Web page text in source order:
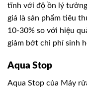
tĩnh với độ ồn lý
giá là sản phẩm tiêu
10-30% so với hiệu
giảm bớt chi phí sinh
Aqua Stop
Aqua Stop của Máy